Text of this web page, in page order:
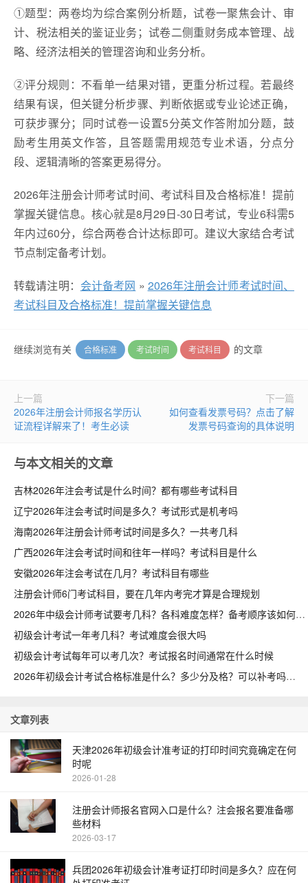
①题型：两卷均为综合案例分析题，试卷一聚焦会计、审
计、税法相关的鉴证业务；试卷二侧重财务成本管理、战
略、经济法相关的管理咨询和业务分析。
②评分规则：不看单一结果对错，更重分析过程。若最终
结果有误，但关键分析步骤、判断依据或专业论述正确，
可获步骤分；同时试卷一设置5分英文作答附加分题，鼓
励考生用英文作答，且答题需用规范专业术语，分点分
段、逻辑清晰的答案更易得分。
2026年注册会计师考试时间、考试科目及合格标准！提前
掌握关键信息。核心就是8月29日-30日考试，专业6科需5
年内过60分，综合两卷合计达标即可。建议大家结合考试
节点制定备考计划。
转载请注明： 会计备考网 » 2026年注册会计师考试时间、
考试科目及合格标准！提前掌握关键信息
继续浏览有关 合格标准 考试时间 考试科目 的文章
上一篇
2026年注册会计师报名学历认
证流程详解来了！考生必读
下一篇
如何查看发票号码？点击了解
发票号码查询的具体说明
与本文相关的文章
吉林2026年注会考试是什么时间？都有哪些考试科目
辽宁2026年注会考试时间是多久？考试形式是机考吗
海南2026年注册会计师考试时间是多久？一共考几科
广西2026年注会考试时间和往年一样吗？考试科目是什么
安徽2026年注会考试在几月？考试科目有哪些
注册会计师6门考试科目，要在几年内考完才算是合理规划
2026年中级会计师考试要考几科？各科难度怎样？备考顺序该如何安排
初级会计考试一年考几科？考试难度会很大吗
初级会计考试每年可以考几次？考试报名时间通常在什么时候
2026年初级会计考试合格标准是什么？多少分及格？可以补考吗
文章列表
天津2026年初级会计准考证的打印时间究竟确定在何
时呢
2026-01-28
注册会计师报名官网入口是什么？注会报名要准备哪
些材料
2026-03-17
兵团2026年初级会计准考证打印时间是多久？应在何